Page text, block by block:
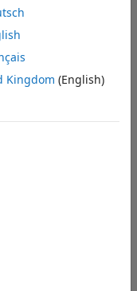
Kingdom (English)